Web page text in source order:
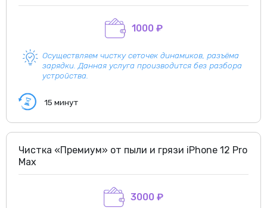
1000 ₽
Осуществляем чистку сеточек динамиков, разъёма
зарядки. Данная услуга производится без разбора
устройства.
15 минут
Чистка «Премиум» от пыли и грязи iPhone 12 Pro
Max
3000 ₽